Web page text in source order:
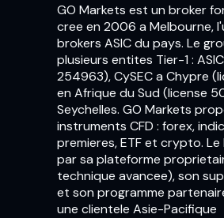
GO Markets est un broker
cree en 2006 a Melbourne,
brokers ASIC du pays. Le
plusieurs entites Tier-1 :
254963), CySEC a Chypre
en Afrique du Sud (license
Seychelles. GO Markets
instruments CFD : forex,
premieres, ETF et crypto.
par sa plateforme
technique avancee), son
et son programme
une clientele Asie-Pacifique